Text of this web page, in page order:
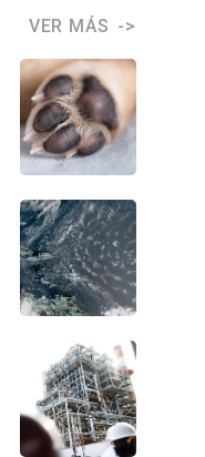
VER MÁS